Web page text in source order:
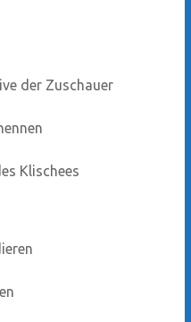
der Zuschauer
Klischees